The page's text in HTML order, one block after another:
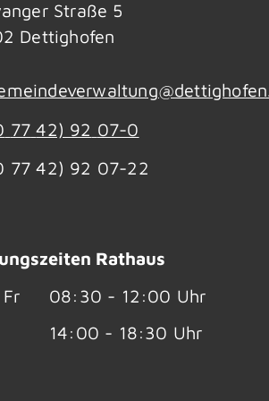
Straße 5
Dettighofen
77 42) 92 07-0
77 42) 92 07-22
Rathaus
08:30 - 12:00 Uhr
14:00 - 18:30 Uhr